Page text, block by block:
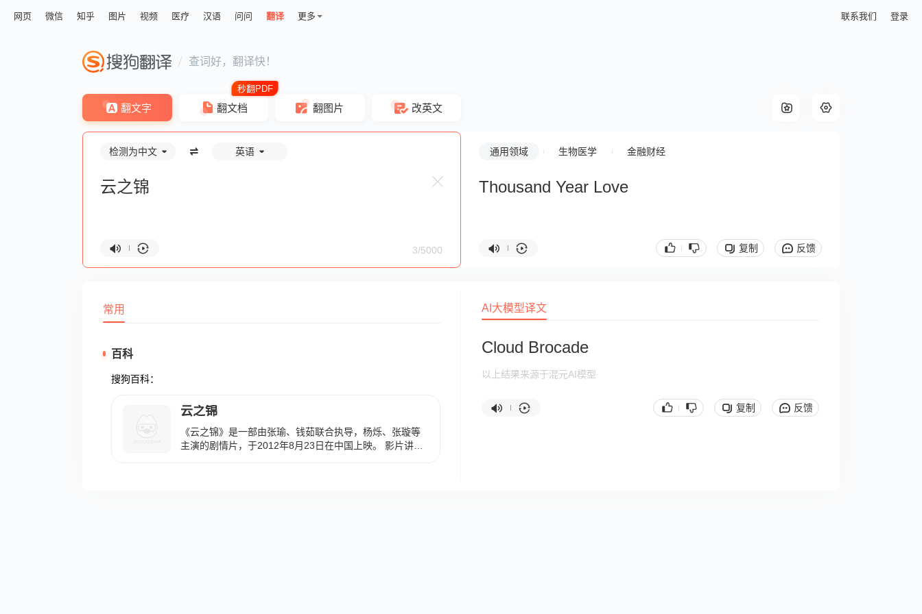
网页 微信 知乎 图片 视频 医疗 汉语 问问 翻译 更多 联系我们 登录
查词好，翻译快！
翻文字 翻文档 翻图片 改英文
检测为中文 英语
3/5000
通用领域 生物医学 金融财经
Thousand Year Love
复制 反馈
常用
百科
搜狗百科：
云之锦
《云之锦》是一部由张瑜、钱茹联合执导，杨烁、张璇等
主演的剧情片，于2012年8月23日在中国上映。 影片讲述
AI大模型译文
Cloud Brocade
以上结果来源于混元AI模型
复制 反馈